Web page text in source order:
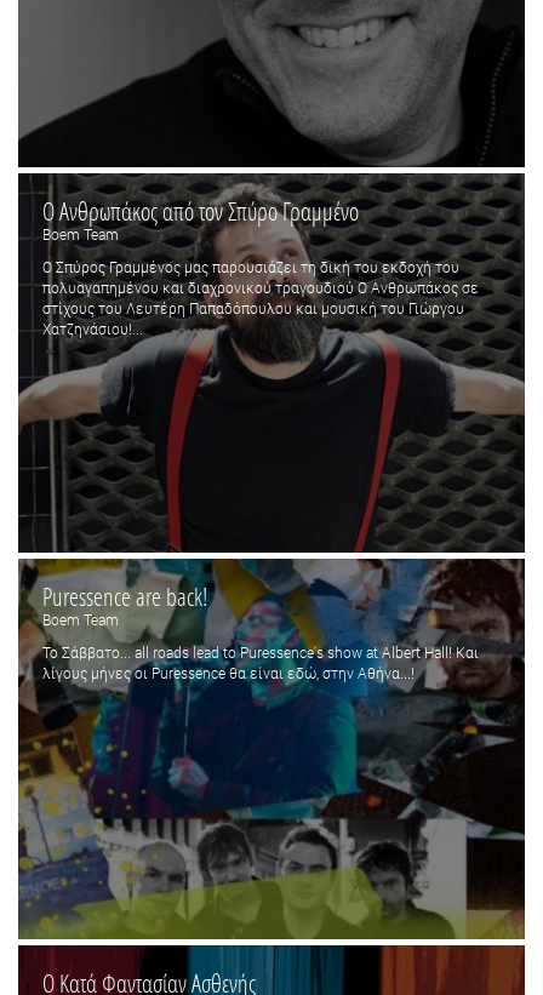
Ο Ανθρωπάκος από τον Σπύρο Γραμμένο
Boem Team
Ο Σπύρος Γραμμένος μας παρουσιάζει τη δική του εκδοχή του
πολυαγαπημένου και διαχρονικού τραγουδιού Ο Ανθρωπάκος σε
στίχους του Λευτέρη Παπαδόπουλου και μουσική του Γιώργου
Χατζηνάσιου!...
Puressence are back!
Boem Team
Το Σάββατο... all roads lead to Puressence's show at Albert Hall! Και
λίγους μήνες οι Puressence θα είναι εδώ, στην Αθήνα...!
Ο Κατά Φαντασίαν Ασθενής